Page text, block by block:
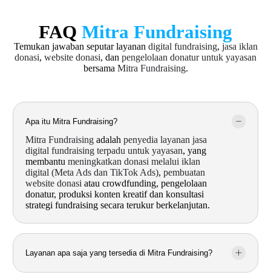
FAQ Mitra Fundraising
Temukan jawaban seputar layanan digital fundraising, jasa iklan
donasi, website donasi, dan pengelolaan donatur untuk yayasan
bersama Mitra Fundraising.
Apa itu Mitra Fundraising?
Mitra Fundraising adalahpenyedia layanan jasa
digital fundraising terpadu untuk yayasan, yang
membantumeningkatkan donasi melalui iklan
digital (Meta Ads dan TikTok Ads),pembuatan
website donasi atau crowdfunding, pengelolaan
donatur, produksi konten kreatif dan konsultasi
strategi fundraising secara terukur berkelanjutan.
Layanan apa saja yang tersedia di Mitra Fundraising?